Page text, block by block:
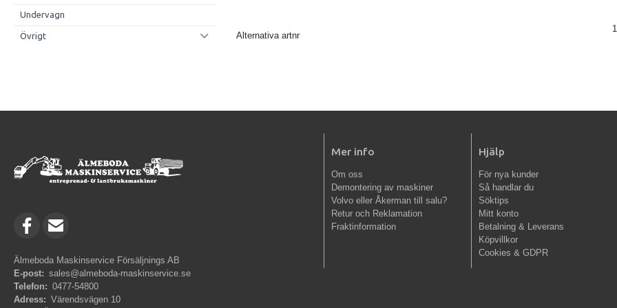
Undervagn
Övrigt Alternativa artnr
Älmeboda Maskinservice Försäljnings AB
E-post: sales@almeboda-maskinservice.se
Telefon: 0477-54800
Adress: Värendsvägen 10
Mer info
Om oss
Demontering av maskiner
Volvo eller Åkerman till salu?
Retur och Reklamation
Fraktinformation
Hjälp
För nya kunder
Så handlar du
Söktips
Mitt konto
Betalning & Leverans
Köpvillkor
Cookies & GDPR